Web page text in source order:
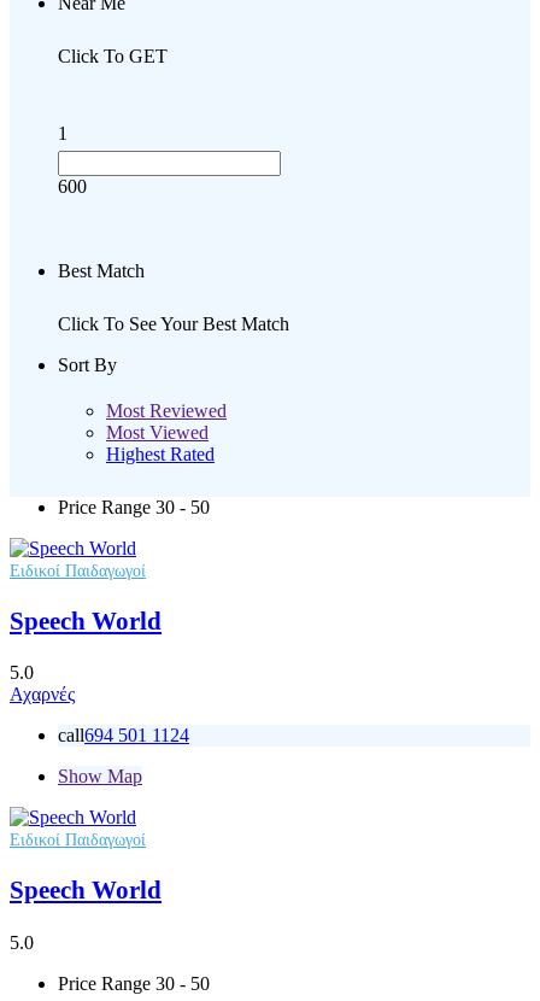
Click To GET
1
600
Best Match
Click To See Your Best Match
Sort By
Most Reviewed
Most Viewed
Highest Rated
Price Range 30 - 50
Ειδικοί Παιδαγωγοί
Speech World
5.0
Αχαρνές
call694 501 1124
Show Map
Ειδικοί Παιδαγωγοί
Speech World
5.0
Price Range 30 - 50